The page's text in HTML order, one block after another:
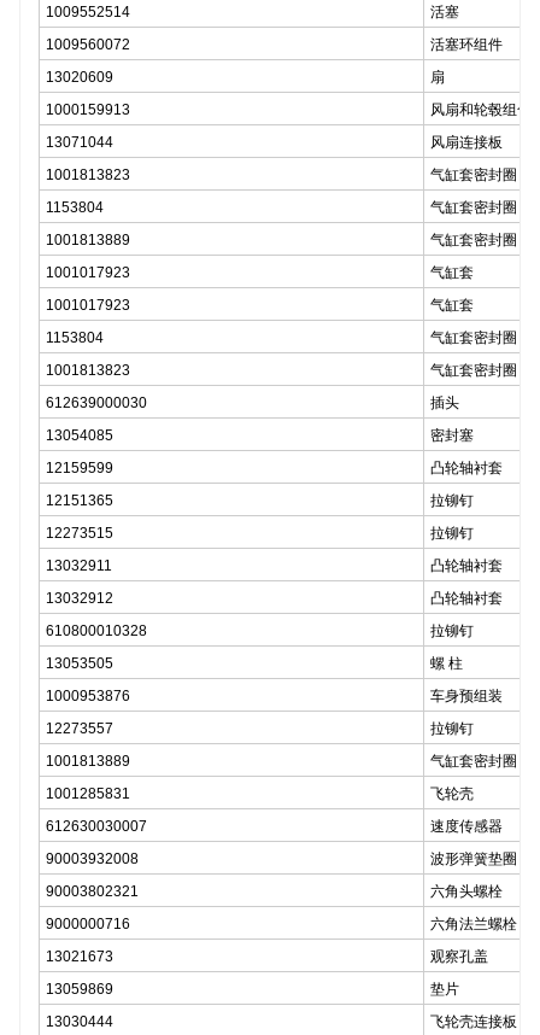
1009552514
活塞
1009560072
活塞环组件
13020609
扇
1000159913
风扇和轮毂组合
13071044
风扇连接板
1001813823
气缸套密封圈
1153804
气缸套密封圈
1001813889
气缸套密封圈
1001017923
气缸套
1001017923
气缸套
1153804
气缸套密封圈
1001813823
气缸套密封圈
612639000030
插头
13054085
密封塞
12159599
凸轮轴衬套
12151365
拉铆钉
12273515
拉铆钉
13032911
凸轮轴衬套
13032912
凸轮轴衬套
610800010328
拉铆钉
13053505
螺 柱
1000953876
车身预组装
12273557
拉铆钉
1001813889
气缸套密封圈
1001285831
飞轮壳
612630030007
速度传感器
90003932008
波形弹簧垫圈
90003802321
六角头螺栓
9000000716
六角法兰螺栓
13021673
观察孔盖
13059869
垫片
13030444
飞轮壳连接板